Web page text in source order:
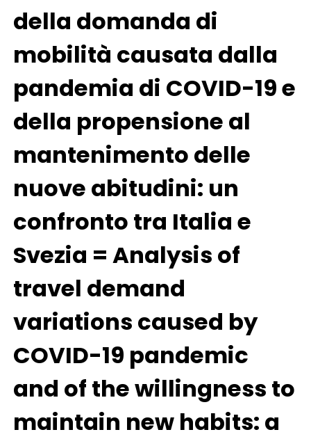
della domanda di
mobilità causata dalla
pandemia di COVID-19 e
della propensione al
mantenimento delle
nuove abitudini: un
confronto tra Italia e
Svezia = Analysis of
travel demand
variations caused by
COVID-19 pandemic
and of the willingness to
maintain new habits: a